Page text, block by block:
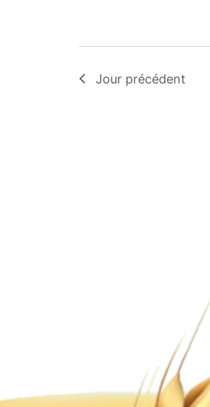
Jour précédent